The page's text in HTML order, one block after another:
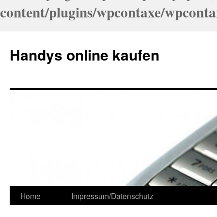
content/plugins/wpcontaxe/
Handys online kaufen
Home Impressum/Datenschutz